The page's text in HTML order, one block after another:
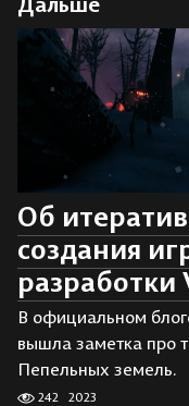
Об
создания
разработки
В официальном
вышла заметка про
Пепельных земель.
242 2023